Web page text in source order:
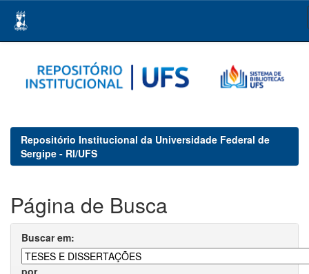
navigation
Repositório Institucional da Universidade Federal de
Sergipe - RI/UFS
Página de Busca
Buscar em:
por